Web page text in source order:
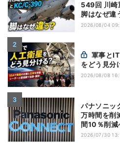
549回 川
脚はなぜ違
(5)|軍用輸
2026/08/04
をどう見分
2026/08/08
パナソニッ
万時間を
間10％削減
2026/07/30